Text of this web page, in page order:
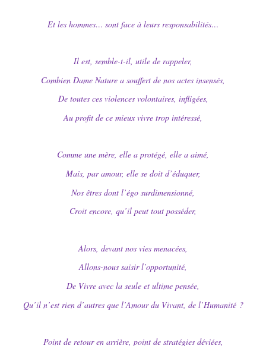
Et les hommes… sont face à leurs responsabilités…
Il est, semble-t-il, utile de rappeler,
Combien Dame Nature a souffert de nos actes insensés,
De toutes ces violences volontaires, infligées,
Au profit de ce mieux vivre trop intéressé,
Comme une mère, elle a protégé, elle a aimé,
Mais, par amour, elle se doit d’éduquer,
Nos êtres dont l’égo surdimensionné,
Croit encore, qu’il peut tout posséder,
Alors, devant nos vies menacées,
Allons-nous saisir l’opportunité,
De Vivre avec la seule et ultime pensée,
Qu’il n’est rien d’autres que l’Amour du Vivant, de l’Humanité ?
Point de retour en arrière, point de stratégies déviées,